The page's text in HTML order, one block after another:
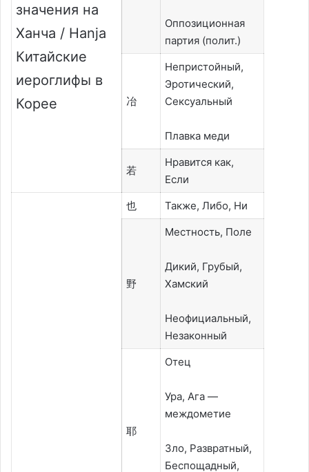
значения на
Ханча / Hanja
Китайские
иероглифы в
Корее
Оппозиционная
партия (полит.)
冶
Непристойный,
Эротический,
Сексуальный
Плавка меди
若
Нравится как,
Если
也 Также, Либо, Ни
野
Местность, Поле
Дикий, Грубый,
Хамский
Неофициальный,
Незаконный
耶
Отец
Ура, Ага —
междометие
Зло, Развратный,
Беспощадный,